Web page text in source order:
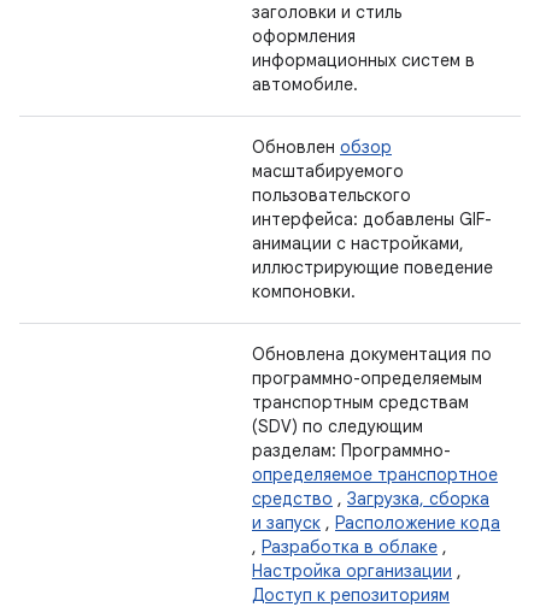
заголовки и стиль
оформления
информационных систем в
автомобиле.
Обновлен обзор
масштабируемого
пользовательского
интерфейса: добавлены GIF-
анимации с настройками,
иллюстрирующие поведение
компоновки.
Обновлена ​​документация по
программно-определяемым
транспортным средствам
(SDV) по следующим
разделам: Программно-
определяемое транспортное
средство , Загрузка, сборка
и запуск , Расположение кода
, Разработка в облаке ,
Настройка организации ,
Доступ к репозиториям